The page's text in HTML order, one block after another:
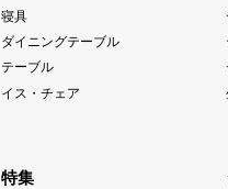
寝具
ダイニングテーブル
テーブル
イス・チェア
特集